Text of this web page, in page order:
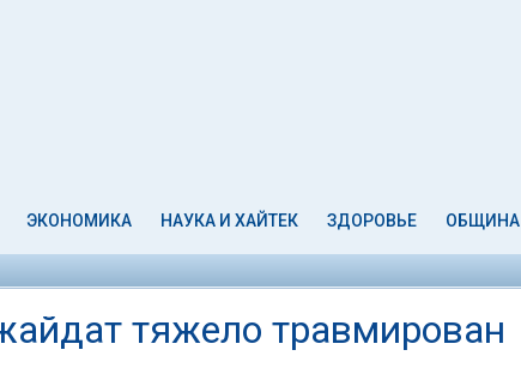
ЭКОНОМИКА НАУКА И ХАЙТЕК ЗДОРОВЬЕ ОБЩИНА
тяжело травмирован